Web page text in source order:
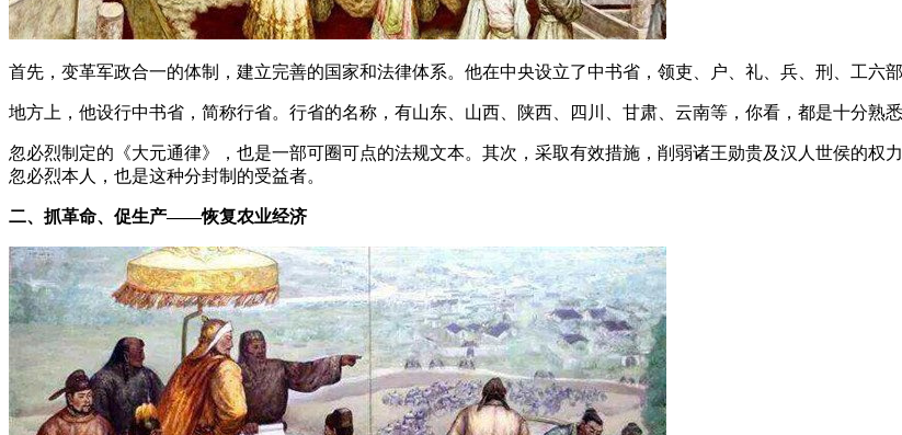
首先，变革军政合一的体制，建立完善的国家和法律体系。他在中央设立了中书省，领吏、户、礼、兵、刑、工六
地方上，他设行中书省，简称行省。行省的名称，有山东、山西、陕西、四川、甘肃、云南等，你看，都是十分熟悉
忽必烈制定的《大元通律》，也是一部可圈可点的法规文本。其次，采取有效措施，削弱诸王勋贵及汉人世侯的权
忽必烈本人，也是这种分封制的受益者。
二、抓革命、促生产——恢复农业经济